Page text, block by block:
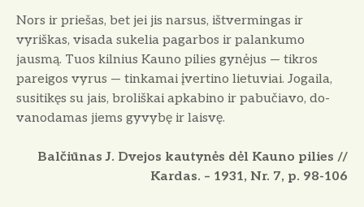
Nors ir priešas, bet jei jis narsus, ištvermingas ir
vyriškas, visada suke­lia pagarbos ir palankumo
jausmą. Tuos kilnius Kauno pilies gynėjus — tikros
pareigos vyrus — tinkamai įvertino lietuviai. Jogaila,
susitikęs su jais, broliškai apkabino ir pabučiavo, do­
vanodamas jiems gyvybę ir laisvę.
Balčiūnas J. Dvejos kautynės dėl Kauno pilies //
Kardas. – 1931, Nr. 7, p. 98-106